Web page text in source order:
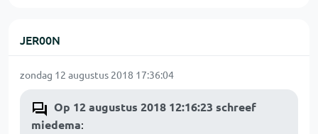
JER00N
zondag 12 augustus 2018 17:36:04
Op 12 augustus 2018 12:16:23 schreef
miedema: